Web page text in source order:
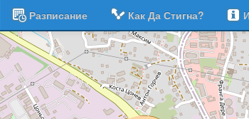
Разписание Как Да Стигна?